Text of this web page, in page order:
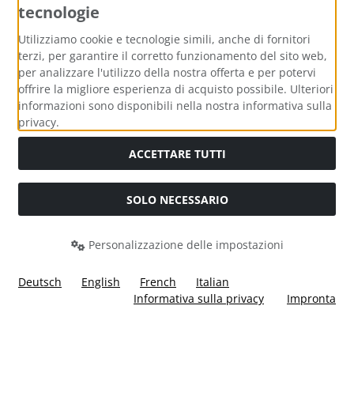
Metodi di pagamento
Media sociali
Modulo di recesso
tecnologie
Utilizziamo cookie e tecnologie simili, anche di fornitori
terzi, per garantire il corretto funzionamento del sito web,
per analizzare l'utilizzo della nostra offerta e per potervi
offrire la migliore esperienza di acquisto possibile. Ulteriori
informazioni sono disponibili nella nostra informativa sulla
privacy.
ACCETTARE TUTTI
SOLO NECESSARIO
Personalizzazione delle impostazioni
Deutsch English French
Italian
Informativa sulla privacy
Impronta